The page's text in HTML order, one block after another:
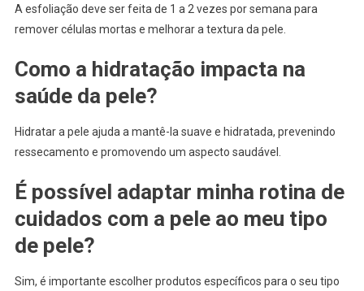
A esfoliação deve ser feita de 1 a 2 vezes por semana para
remover células mortas e melhorar a textura da pele.
Como a hidratação impacta na
saúde da pele?
Hidratar a pele ajuda a mantê-la suave e hidratada, prevenindo
ressecamento e promovendo um aspecto saudável.
É possível adaptar minha rotina de
cuidados com a pele ao meu tipo
de pele?
Sim, é importante escolher produtos específicos para o seu tipo